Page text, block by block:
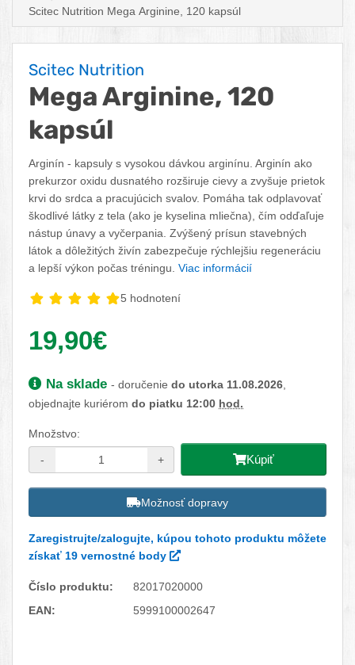
Scitec Nutrition Mega Arginine, 120 kapsúl
Scitec Nutrition
Mega Arginine, 120
kapsúl
Arginín - kapsuly s vysokou dávkou arginínu. Arginín ako
prekurzor oxidu dusnatého rozširuje cievy a zvyšuje prietok
krvi do srdca a pracujúcich svalov. Pomáha tak odplavovať
škodlivé látky z tela (ako je kyselina mliečna), čím odďaľuje
nástup únavy a vyčerpania. Zvýšený prísun stavebných
látok a dôležitých živín zabezpečuje rýchlejšiu regeneráciu
a lepší výkon počas tréningu. Viac informácií
5 hodnotení
19,90€
Dostupnosť:
Na sklade - doručenie do utorka 11.08.2026
objednajte kuriérom do piatku 12:00 hod.
Množstvo:
- + Kúpiť
Možnosť dopravy
Zaregistrujte/zalogujte, kúpou tohoto produktu môžete
získať 19 vernostné body
Číslo produktu:
82017020000
EAN:
5999100002647